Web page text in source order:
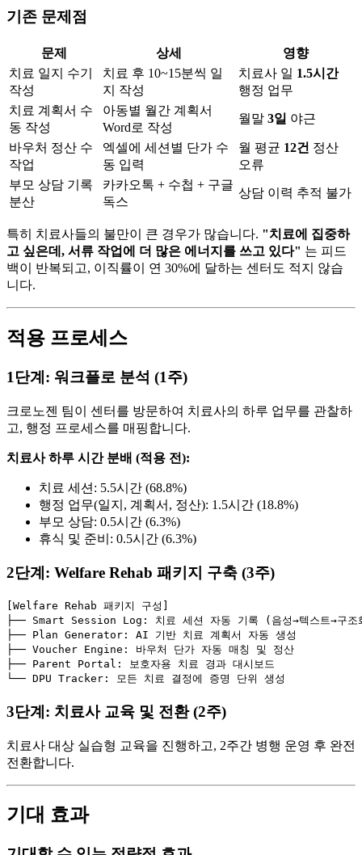
기존 문제점
문제 상세
영향
치료 일지 수기
작성
치료 후 10~15분씩 일
지 작성
치료사 일 1.5시간
행정 업무
치료 계획서 수
동 작성
아동별 월간 계획서
Word로 작성
월말 3일 야근
바우처 정산 수
작업
엑셀에 세션별 단가 수
동 입력
월 평균 12건 정산
오류
부모 상담 기록
분산
카카오톡 + 수첩 + 구글
독스
상담 이력 추적 불가
특히 치료사들의 불만이 큰 경우가 많습니다. "치료에 집중하
고 싶은데, 서류 작업에 더 많은 에너지를 쓰고 있다" 는 피드
백이 반복되고, 이직률이 연 30%에 달하는 센터도 적지 않습
니다.
적용 프로세스
1단계: 워크플로 분석 (1주)
크로노젠 팀이 센터를 방문하여 치료사의 하루 업무를 관찰하
고, 행정 프로세스를 매핑합니다.
치료사 하루 시간 분배 (적용 전):
치료 세션: 5.5시간 (68.8%)
행정 업무(일지, 계획서, 정산): 1.5시간 (18.8%)
부모 상담: 0.5시간 (6.3%)
휴식 및 준비: 0.5시간 (6.3%)
2단계: Welfare Rehab 패키지 구축 (3주)
[Welfare Rehab 패키지 구성]
├── Smart Session Log: 치료 세션 자동 기록 (음성→텍스트→구조
├── Plan Generator: AI 기반 치료 계획서 자동 생성
├── Voucher Engine: 바우처 단가 자동 매칭 및 정산
├── Parent Portal: 보호자용 치료 경과 대시보드
3단계: 치료사 교육 및 전환 (2주)
치료사 대상 실습형 교육을 진행하고, 2주간 병행 운영 후 완전
전환합니다.
기대 효과